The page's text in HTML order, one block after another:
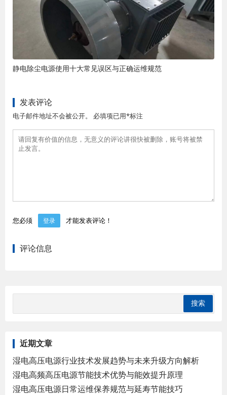
静电除尘电源使用十大常见误区与正确运维规范
发表评论
电子邮件地址不会被公开。 必填项已用*标注
您必须 登录 才能发表评论！
评论信息
近期文章
湿电高压电源行业技术发展趋势与未来升级方向解析
湿电高频高压电源节能技术优势与能效提升原理
湿电高压电源日常运维保养规范与延寿节能技巧